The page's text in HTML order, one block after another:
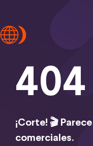
404
¡Corte! 🎬
comerciales.